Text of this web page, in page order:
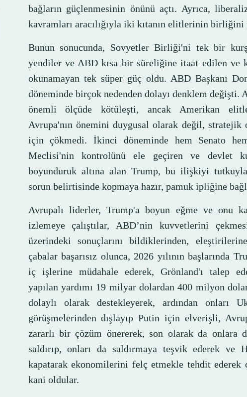
bağların güçlenmesinin önünü açtı. Ayrıca,
kavramları aracılığıyla iki kıtanın elitlerinin
Bunun sonucunda, Sovyetler Birliği'ni tek bir
yendiler ve ABD kısa bir süreliğine itaat edilen ve
okunamayan tek süper güç oldu. ABD Başkanı
döneminde birçok nedenden dolayı denklem
önemli ölçüde kötüleşti, ancak Amerikan
Avrupa'nın önemini duygusal olarak değil, stratejik
için çökmedi. İkinci döneminde hem Senato
Meclisi'nin kontrolünü ele geçiren ve devlet
boyunduruk altına alan Trump, bu ilişkiyi
sorun belirtisinde kopmaya hazır, pamuk ipliğine
Avrupalı liderler, Trump'a boyun eğme ve onu
izlemeye çalıştılar, ABD’nin kuvvetlerini
üzerindeki sonuçlarını bildiklerinden,
çabalar başarısız olunca, 2026 yılının başlarında
iç işlerine müdahale ederek, Grönland'ı talep
yapılan yardımı 19 milyar dolardan 400 milyon
dolaylı olarak destekleyerek, ardından onları
görüşmelerinden dışlayıp Putin için elverişli,
zararlı bir çözüm önererek, son olarak da onlara
saldırıp, onları da saldırmaya teşvik ederek ve
kapatarak ekonomilerini felç etmekle tehdit
kani oldular.